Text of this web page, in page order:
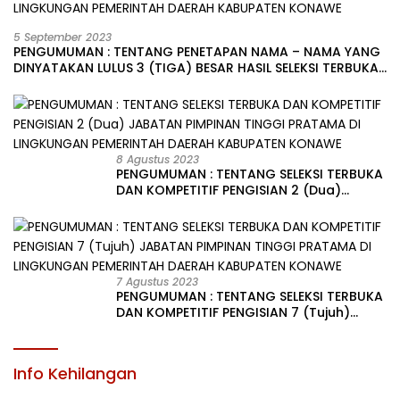
5 September 2023
PENGUMUMAN : TENTANG PENETAPAN NAMA – NAMA YANG
DINYATAKAN LULUS 3 (TIGA) BESAR HASIL SELEKSI TERBUKA
LINGKUNGAN PEMERINTAH DAERAH KABUPATEN KONAWE
8 Agustus 2023
PENGUMUMAN : TENTANG SELEKSI TERBUKA
DAN KOMPETITIF PENGISIAN 2 (Dua)
LINGKUNGAN PEMERINTAH DAERAH
KABUPATEN KONAWE
7 Agustus 2023
PENGUMUMAN : TENTANG SELEKSI TERBUKA
DAN KOMPETITIF PENGISIAN 7 (Tujuh)
Info Kehilangan